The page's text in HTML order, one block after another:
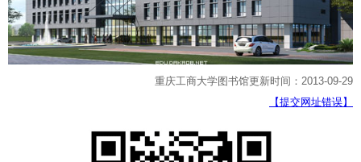
重庆工商大学图书馆更新时间：2013-09-29
【提交网址错误】